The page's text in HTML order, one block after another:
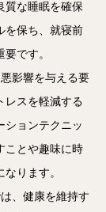
質な睡眠を確保
を保ち、就寝前
です。
影響を与える要
レスを軽減する
ションテクニッ
ことや趣味に時
ります。
、健康を維持す